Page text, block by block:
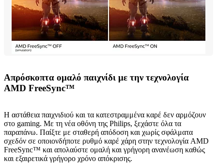
Απρόσκοπτα ομαλό παιχνίδι με την τεχνολογία
AMD FreeSync™
Η αστάθεια παιχνιδιού και τα κατεστραμμένα καρέ δεν αρμόζουν
στο gaming. Με τη νέα οθόνη της Philips, ξεχάστε όλα τα
παραπάνω. Παίξτε με σταθερή απόδοση και χωρίς σφάλματα
σχεδόν σε οποιονδήποτε ρυθμό καρέ χάρη στην τεχνολογία AMD
FreeSync™ και απολαύστε ομαλή και γρήγορη ανανέωση καθώς
και εξαιρετικά γρήγορο χρόνο απόκρισης.